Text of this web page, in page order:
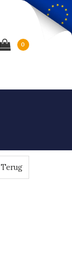
0
Terug